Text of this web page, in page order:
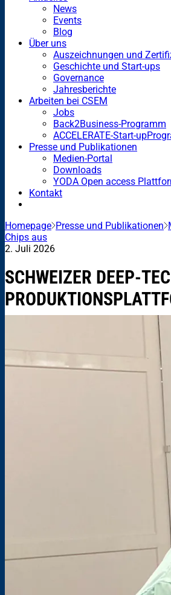
News
Events
Blog
Über uns
Auszeichnungen und
Geschichte und Start-ups
Governance
Jahresberichte
Arbeiten bei CSEM
Jobs
Back2Business-Programm
ACCELERATE-Start-
Presse und Publikationen
Medien-Portal
Downloads
YODA Open access
Kontakt
Homepage Presse und Publikationen
Chips aus
2. Juli 2026
SCHWEIZER DEEP-